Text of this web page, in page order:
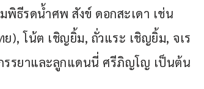
พิธีรดน้ำศพ สังข์ ดอกสะเดา เช่น
), โน้ต เชิญยิ้ม, ถั่วแระ เชิญยิ้ม, จเร
รรยาและลูกแดนนี่ ศรีภิญโญ เป็นต้น